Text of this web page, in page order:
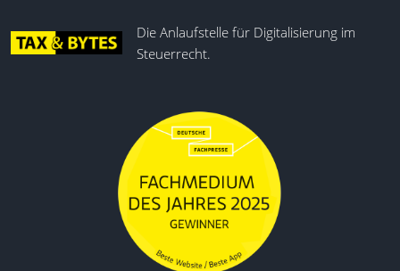
Die Anlaufstelle für Digitalisierung im
Steuerrecht.